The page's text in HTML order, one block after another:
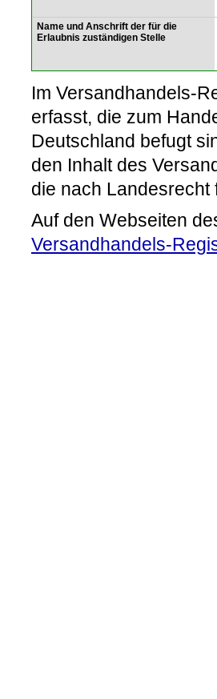
Name und Anschrift der für die
Erlaubnis zuständigen Stelle
Im Versandhandels-
erfasst, die zum
Deutschland befugt
den Inhalt des
die nach Landesrecht
Auf den Webseiten
Versandhandels-